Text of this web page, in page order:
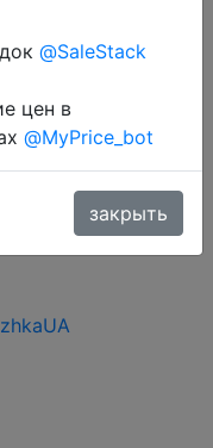
у додатку через
@SaleStack
цен в
@MyPrice_bot
закрыть